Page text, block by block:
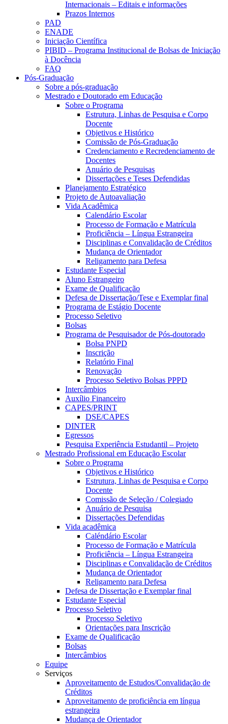
Internacionais – Editais e informações
Prazos Internos
PAD
ENADE
Iniciação Científica
PIBID – Programa Institucional de Bolsas de Iniciação
à Docência
FAQ
Pós-Graduação
Sobre a pós-graduação
Mestrado e Doutorado em Educação
Sobre o Programa
Estrutura, Linhas de Pesquisa e Corpo
Docente
Objetivos e Histórico
Comissão de Pós-Graduação
Credenciamento e Recredenciamento de
Docentes
Anuário de Pesquisas
Dissertações e Teses Defendidas
Planejamento Estratégico
Projeto de Autoavaliação
Vida Acadêmica
Calendário Escolar
Processo de Formação e Matrícula
Proficiência – Língua Estrangeira
Disciplinas e Convalidação de Créditos
Mudança de Orientador
Religamento para Defesa
Estudante Especial
Aluno Estrangeiro
Exame de Qualificação
Defesa de Dissertação/Tese e Exemplar final
Programa de Estágio Docente
Processo Seletivo
Bolsas
Programa de Pesquisador de Pós-doutorado
Bolsa PNPD
Inscrição
Relatório Final
Renovação
Processo Seletivo Bolsas PPPD
Intercâmbios
Auxílio Financeiro
CAPES/PRINT
DSE/CAPES
DINTER
Egressos
Pesquisa Experiência Estudantil – Projeto
Mestrado Profissional em Educação Escolar
Sobre o Programa
Objetivos e Histórico
Estrutura, Linhas de Pesquisa e Corpo
Docente
Comissão de Seleção / Colegiado
Anuário de Pesquisa
Dissertações Defendidas
Vida acadêmica
Caléndário Escolar
Processo de Formação e Matrícula
Proficiência – Língua Estrangeira
Disciplinas e Convalidação de Créditos
Mudança de Orientador
Religamento para Defesa
Defesa de Dissertação e Exemplar final
Estudante Especial
Processo Seletivo
Processo Seletivo
Orientações para Inscrição
Exame de Qualificação
Bolsas
Intercâmbios
Equipe
Serviços
Aproveitamento de Estudos/Convalidação de
Créditos
Aproveitamento de proficiência em língua
estrangeira
Mudança de Orientador